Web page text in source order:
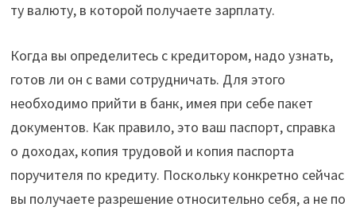
ту валюту, в которой получаете зарплату.
Когда вы определитесь с кредитором, надо узнать,
готов ли он с вами сотрудничать. Для этого
необходимо прийти в банк, имея при себе пакет
документов. Как правило, это ваш паспорт, справка
о доходах, копия трудовой и копия паспорта
поручителя по кредиту. Поскольку конкретно сейчас
вы получаете разрешение относительно себя, а не по